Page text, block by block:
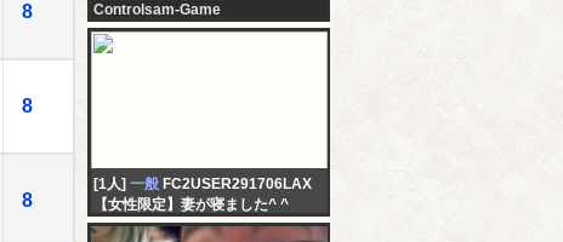
8
8
8
Controlsam-Game
[1人] 一般 FC2USER291706LAX
【女性限定】妻が寝ました^ ^